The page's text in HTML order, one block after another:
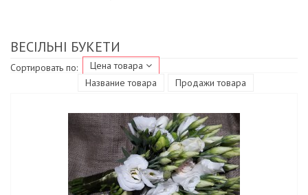
ВЕСІЛЬНІ БУКЕТИ
Сортировать по:
Цена товара
Название товара
Продажи товара